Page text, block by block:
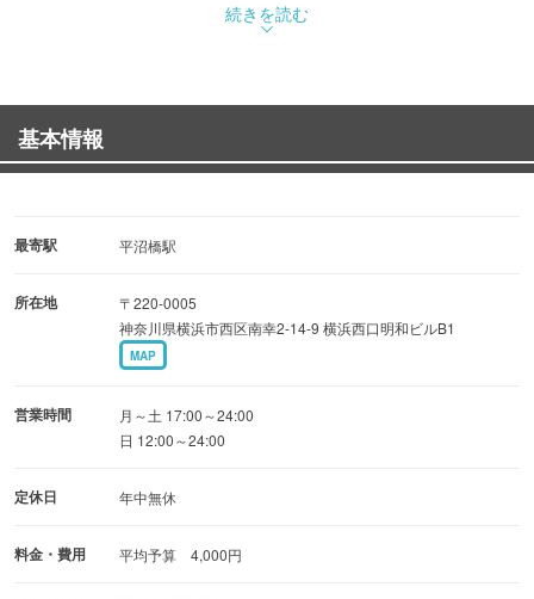
ポークステーキグリル 980円（税込）
チキン串焼き（ケバブ風味） 750円（税込）
ビーフ・エンチェラーダ 1,200円（税込）
ソーセージの盛り合わせ 780円（税込）
◆ビール◆
ール、キリンハードシードル、
キリン一番搾り、そして毎回異なるゲストビールとゲス
ト地ビール！ぜんぶ樽生☆
・ボトルビールはその日次第。店内の黒板をチェックし
店内は明るく陽気な雰囲気で、居心地抜群◎
心地よい空間と、美味しいフードメニュー、そして樽生の
続きを読む
基本情報
最寄駅 平沼橋駅
所在地
〒220-0005
神奈川県横浜市西区南幸2-14-9 横浜西口明和ビルB1
MAP
営業時間
月～土 17:00～24:00
日 12:00～24:00
定休日 年中無休
料金・費用 平均予算 4,000円